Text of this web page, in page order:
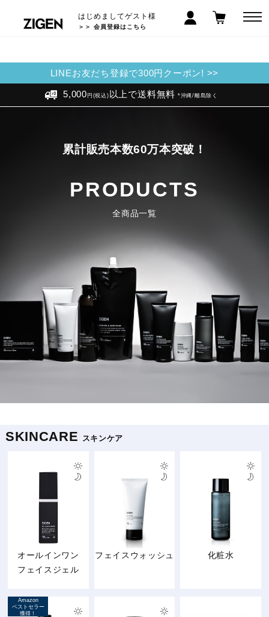
はじめましてゲスト様
＞＞ 会員登録はこちら
LINEお友だち登録で300円クーポン! >>
5,000 円(税込) 以上で送料無料 *沖縄/離島除く
累計販売本数60万本突破！
PRODUCTS
全商品一覧
SKINCARE スキンケア
オールインワン
フェイスジェル
フェイスウォッシュ 化粧水
Amazon
ベストセラー
獲得！